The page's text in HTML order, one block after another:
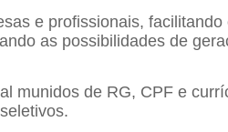
e profissionais, facilitando
as possibilidades de
munidos de RG, CPF e